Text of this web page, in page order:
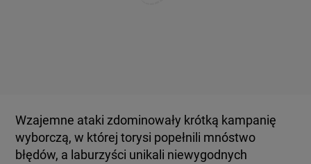
Wzajemne ataki zdominowały krótką kampanię
wyborczą, w której torysi popełnili mnóstwo
błędów, a laburzyści unikali niewygodnych